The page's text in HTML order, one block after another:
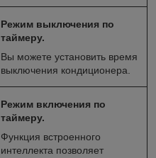
Режим выключения по
таймеру.
Вы можете установить время
выключения кондиционера.
Режим включения по
таймеру.
Функция встроенного
интеллекта позволяет